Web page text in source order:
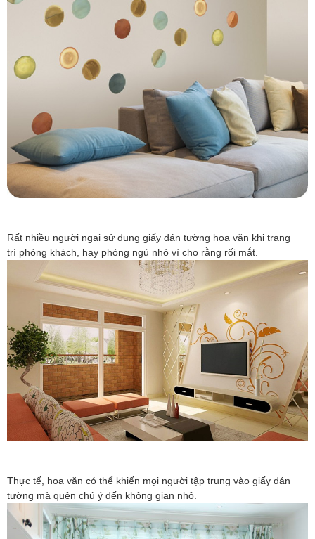
Rất nhiều người ngại sử dụng giấy dán tường hoa văn khi trang
trí phòng khách, hay phòng ngủ nhỏ vì cho rằng rối mắt.
Thực tế, hoa văn có thể khiến mọi người tập trung vào giấy dán
tường mà quên chú ý đến không gian nhỏ.